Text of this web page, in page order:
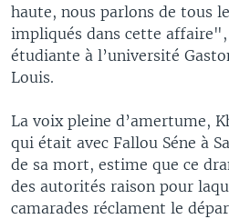
haute, nous parlons de tous
impliqués dans cette affaire",
étudiante à l’université
Louis.
La voix pleine d’amertume,
qui était avec Fallou Séne à
de sa mort, estime que ce
des autorités raison pour
camarades réclament le